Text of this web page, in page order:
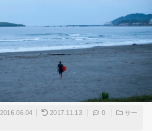
2016.06.04 2017.11.13 0
サー